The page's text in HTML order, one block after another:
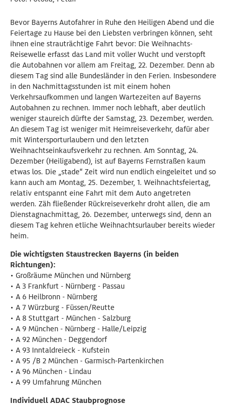
Bevor Bayerns Autofahrer in Ruhe den Heiligen Abend und die
Feiertage zu Hause bei den Liebsten verbringen können, seht
ihnen eine strauträchtige Fahrt bevor: Die Weihnachts-
Reisewelle erfasst das Land mit voller Wucht und verstopft
die Autobahnen vor allem am Freitag, 22. Dezember. Denn ab
diesem Tag sind alle Bundesländer in den Ferien. Insbesondere
in den Nachmittagsstunden ist mit einem hohen
Verkehrsaufkommen und langen Wartezeiten auf Bayerns
Autobahnen zu rechnen. Immer noch lebhaft, aber deutlich
weniger staureich dürfte der Samstag, 23. Dezember, werden.
An diesem Tag ist weniger mit Heimreiseverkehr, dafür aber
mit Wintersporturlaubern und den letzten
Weihnachtseinkaufsverkehr zu rechnen. Am Sonntag, 24.
Dezember (Heiligabend), ist auf Bayerns Fernstraßen kaum
etwas los. Die „stade“ Zeit wird nun endlich eingeleitet und so
kann auch am Montag, 25. Dezember, 1. Weihnachtsfeiertag,
relativ entspannt eine Fahrt mit dem Auto angetreten
werden. Zäh fließender Rückreiseverkehr droht allen, die am
Dienstagnachmittag, 26. Dezember, unterwegs sind, denn an
diesem Tag kehren etliche Weihnachtsurlauber bereits wieder
heim.
Die wichtigsten Staustrecken Bayerns (in beiden
Richtungen):
• Großräume München und Nürnberg
• A 3 Frankfurt - Nürnberg - Passau
• A 6 Heilbronn - Nürnberg
• A 7 Würzburg - Füssen/Reutte
• A 8 Stuttgart - München - Salzburg
• A 9 München - Nürnberg - Halle/Leipzig
• A 92 München - Deggendorf
• A 93 Inntaldreieck - Kufstein
• A 95 /B 2 München - Garmisch-Partenkirchen
• A 96 München - Lindau
• A 99 Umfahrung München
Individuell ADAC Staubprognose